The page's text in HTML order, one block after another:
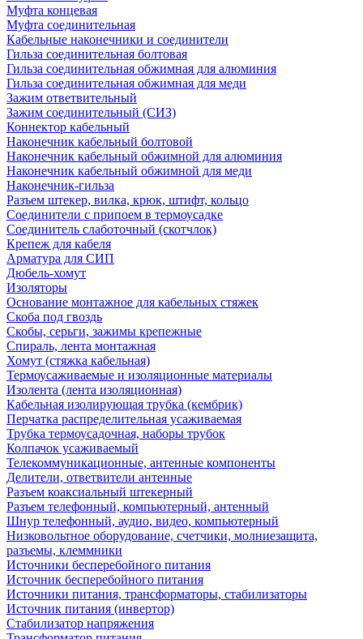
Муфта концевая
Муфта соединительная
Кабельные наконечники и соединители
Гильза соединительная болтовая
Гильза соединительная обжимная для алюминия
Гильза соединительная обжимная для меди
Зажим ответвительный
Зажим соединительный (СИЗ)
Коннектор кабельный
Наконечник кабельный болтовой
Наконечник кабельный обжимной для алюминия
Наконечник кабельный обжимной для меди
Наконечник-гильза
Разъем штекер, вилка, крюк, штифт, кольцо
Соединители с припоем в термоусадке
Соединитель слаботочный (скотчлок)
Крепеж для кабеля
Арматура для СИП
Дюбель-хомут
Изоляторы
Основание монтажное для кабельных стяжек
Скоба под гвоздь
Скобы, серьги, зажимы крепежные
Спираль, лента монтажная
Хомут (стяжка кабельная)
Термоусаживаемые и изоляционные материалы
Изолента (лента изоляционная)
Кабельная изолирующая трубка (кембрик)
Перчатка распределительная усаживаемая
Трубка термоусадочная, наборы трубок
Колпачок усаживаемый
Телекоммуникационные, антенные компоненты
Делители, ответвители антенные
Разъем коаксиальный штекерный
Разъем телефонный, компьютерный, антенный
Шнур телефонный, аудио, видео, компьютерный
Низковольтное оборудование, счетчики, молниезащита,
разъемы, клеммники
Источники бесперебойного питания
Источник бесперебойного питания
Источники питания, трансформаторы, стабилизаторы
Источник питания (инвертор)
Стабилизатор напряжения